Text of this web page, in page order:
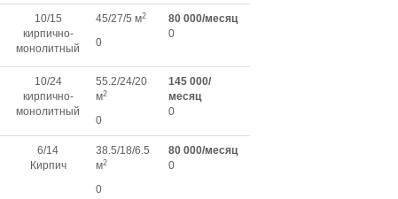
10/15
кирпично-
монолитный
45/27/5 м2
0
80 000/месяц
0
10/24
кирпично-
монолитный
55.2/24/20
м2
0
145 000/
месяц
0
6/14
Кирпич
38.5/18/6.5
м2
0
80 000/месяц
0